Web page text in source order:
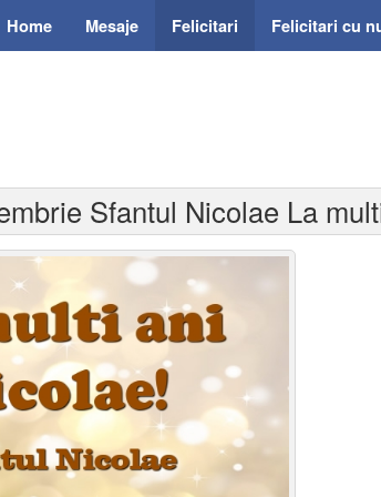
Home Mesaje Felicitari Felicitari cu
Sfantul Nicolae La